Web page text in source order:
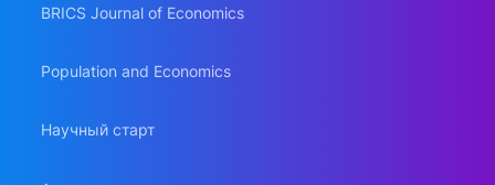
BRICS Journal of Economics
Population and Economics
Научный старт